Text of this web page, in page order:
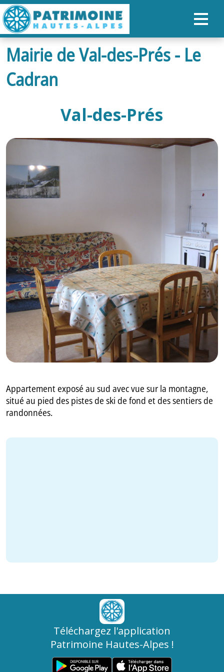
ACCUEIL
CARTE
RANDONNÉES
ORGANISER SON SÉJOUR
RECHERCHER
GB
IT
Mairie de Val-des-Prés - Le
Cadran
Val-des-Prés
Appartement exposé au sud avec vue sur la montagne,
situé au pied des pistes de ski de fond et des sentiers de
randonnées.
Téléchargez l'application
Patrimoine Hautes-Alpes !